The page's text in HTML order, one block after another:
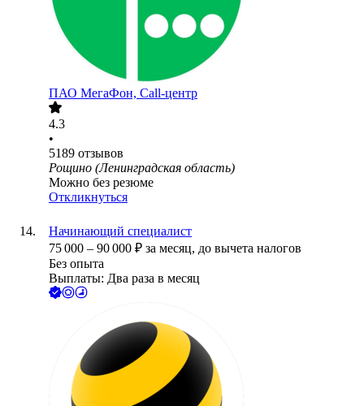
ПАО МегаФон, Call-центр
4.3
•
5189 отзывов
Рощино (Ленинградская область)
Можно без резюме
Откликнуться
Начинающий специалист
75 000 – 90 000 ₽ за месяц, до вычета налогов
Без опыта
Выплаты: Два раза в месяц